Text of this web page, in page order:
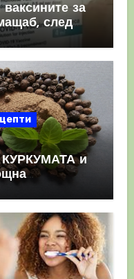
за
след
КУРКУМАТА и